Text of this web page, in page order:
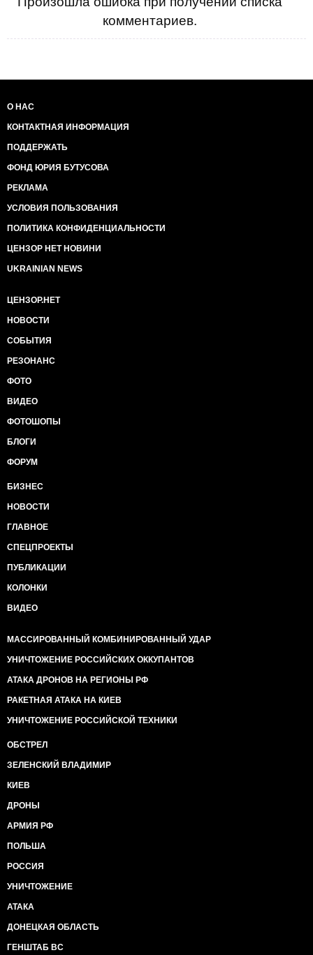
комментариев.
О НАС
КОНТАКТНАЯ ИНФОРМАЦИЯ
ПОДДЕРЖАТЬ
ФОНД ЮРИЯ БУТУСОВА
РЕКЛАМА
УСЛОВИЯ ПОЛЬЗОВАНИЯ
ПОЛИТИКА КОНФИДЕНЦИАЛЬНОСТИ
ЦЕНЗОР НЕТ НОВИНИ
UKRAINIAN NEWS
ЦЕНЗОР.НЕТ
НОВОСТИ
СОБЫТИЯ
РЕЗОНАНС
ФОТО
ВИДЕО
ФОТОШОПЫ
БЛОГИ
ФОРУМ
БИЗНЕС
НОВОСТИ
ГЛАВНОЕ
СПЕЦПРОЕКТЫ
ПУБЛИКАЦИИ
КОЛОНКИ
ВИДЕО
МАССИРОВАННЫЙ КОМБИНИРОВАННЫЙ УДАР
УНИЧТОЖЕНИЕ РОССИЙСКИХ ОККУПАНТОВ
АТАКА ДРОНОВ НА РЕГИОНЫ РФ
РАКЕТНАЯ АТАКА НА КИЕВ
УНИЧТОЖЕНИЕ РОССИЙСКОЙ ТЕХНИКИ
ОБСТРЕЛ
ЗЕЛЕНСКИЙ ВЛАДИМИР
КИЕВ
ДРОНЫ
АРМИЯ РФ
ПОЛЬША
РОССИЯ
УНИЧТОЖЕНИЕ
АТАКА
ДОНЕЦКАЯ ОБЛАСТЬ
ГЕНШТАБ ВС